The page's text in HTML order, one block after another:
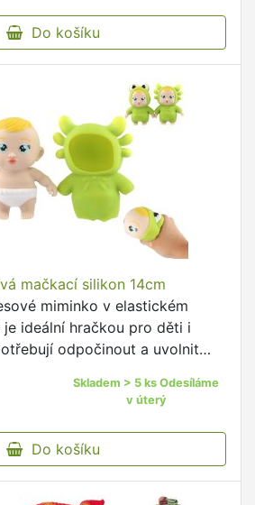
Do košíku
mačkací silikon 14cm
miminko v elastickém
ideální hračkou pro děti i
odpočinout a uvolnit
Skladem > 5 ks Odesíláme
v úterý
Do košíku